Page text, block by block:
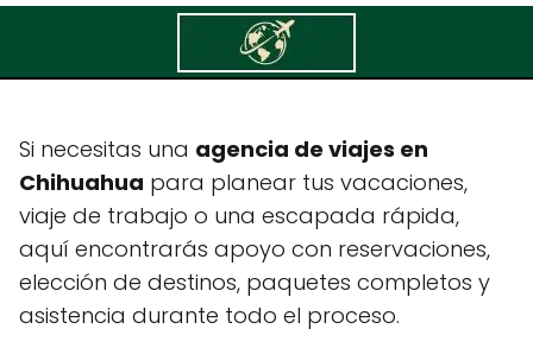
Vip Travel Services
Si necesitas una agencia de viajes en
Chihuahua para planear tus vacaciones,
viaje de trabajo o una escapada rápida,
aquí encontrarás apoyo con reservaciones,
elección de destinos, paquetes completos y
asistencia durante todo el proceso.